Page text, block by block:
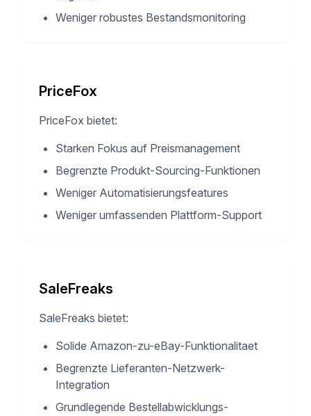
Weniger robustes Bestandsmonitoring
PriceFox
PriceFox bietet:
Starken Fokus auf Preismanagement
Begrenzte Produkt-Sourcing-Funktionen
Weniger Automatisierungsfeatures
Weniger umfassenden Plattform-Support
SaleFreaks
SaleFreaks bietet:
Solide Amazon-zu-eBay-Funktionalitaet
Begrenzte Lieferanten-Netzwerk-
Integration
Grundlegende Bestellabwicklungs-